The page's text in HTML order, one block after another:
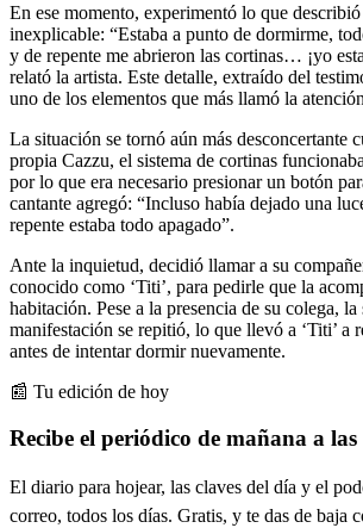
En ese momento, experimentó lo que
inexplicable: “Estaba a punto de dormirme,
y de repente me abrieron las cortinas… ¡yo
relató la artista. Este detalle, extraído del
uno de los elementos que más llamó la
La situación se tornó aún más desconcertante
propia Cazzu, el sistema de cortinas
por lo que era necesario presionar un botón
cantante agregó: “Incluso había dejado una
repente estaba todo apagado”.
Ante la inquietud, decidió llamar a su
conocido como ‘Titi’, para pedirle que la
habitación. Pese a la presencia de su colega, la
manifestación se repitió, lo que llevó a ‘Titi’ a
antes de intentar dormir nuevamente.
📰 Tu edición de hoy
Recibe el periódico de mañana a
El diario para hojear, las claves del día y el
correo, todos los días. Gratis, y te das de baja